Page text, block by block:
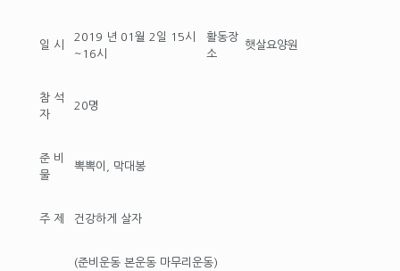
일 시
2019 년 01월 2일 15시
~16시
활동장
소
햇살요양원
참 석
자
20명
준 비
물
뽁뽁이, 막대봉
주 제 건강하게 살자
(준비운동 본운동 마무리운동)